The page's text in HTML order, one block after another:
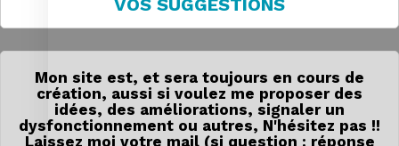
Mon site est, et sera toujours en cours de
création, aussi si voulez me proposer des
idées, des améliorations, signaler un
dysfonctionnement ou autres, N'hésitez pas !!
Laissez moi votre mail (si question : réponse